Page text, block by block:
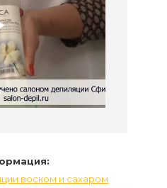
воском и сахаром